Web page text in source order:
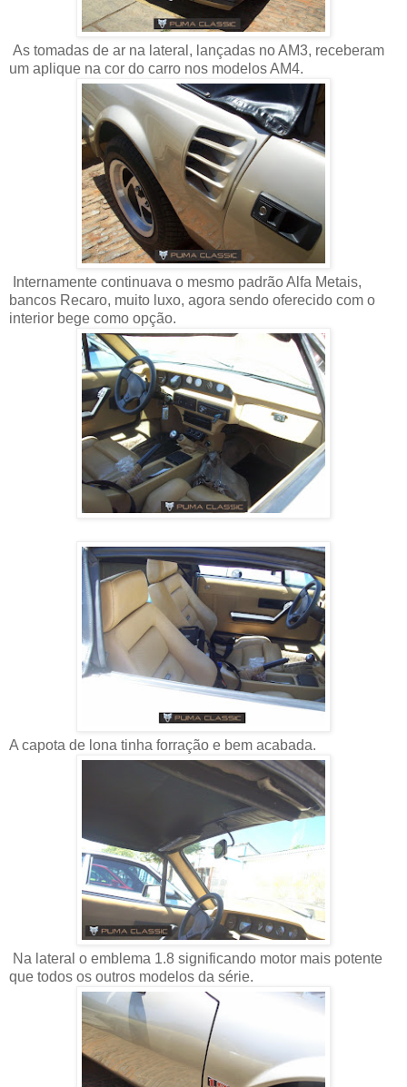
As tomadas de ar na lateral, lançadas no AM3, receberam
um aplique na cor do carro nos modelos AM4.
Internamente continuava o mesmo padrão Alfa Metais,
bancos Recaro, muito luxo, agora sendo oferecido com o
interior bege como opção.
A capota de lona tinha forração e bem acabada.
Na lateral o emblema 1.8 significando motor mais potente
que todos os outros modelos da série.